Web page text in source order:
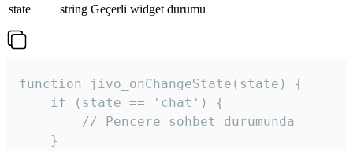
state
string Geçerli widget durumu
function jivo_onChangeState(state) {
    if (state == 'chat') {
        // Pencere sohbet durumunda
    }